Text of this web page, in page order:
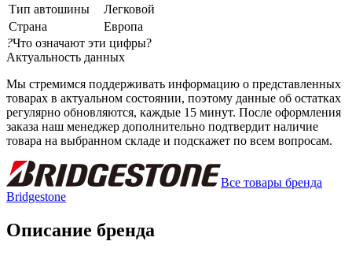
Тип автошины
Легковой
Страна
Европа
?Что означают эти цифры?
Актуальность данных
Мы стремимся поддерживать информацию о представленных
товарах в актуальном состоянии, поэтому данные об остатках
регулярно обновляются, каждые 15 минут. После оформления
заказа наш менеджер дополнительно подтвердит наличие
товара на выбранном складе и подскажет по всем вопросам.
Все товары бренда
Bridgestone
Описание бренда